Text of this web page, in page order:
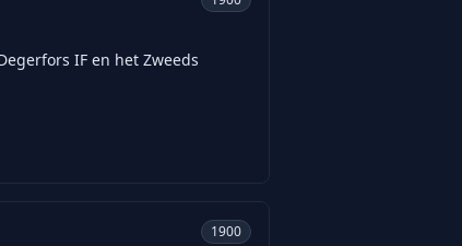
IF en het Zweeds
1900